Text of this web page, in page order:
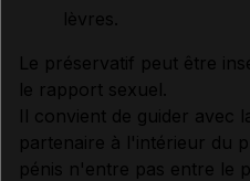
lèvres.
Le préservatif peut être
le rapport sexuel.
Il convient de guider avec
partenaire à l'intérieur du
pénis n'entre pas entre le